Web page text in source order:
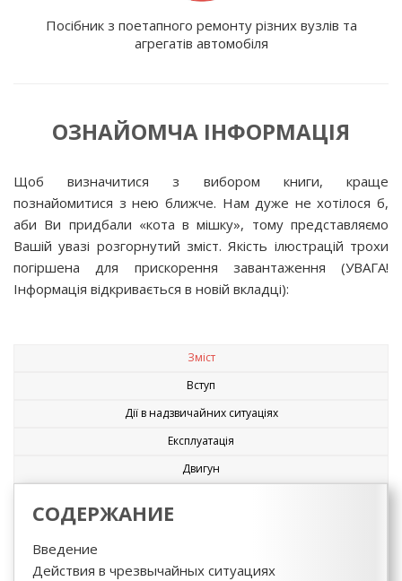
Посібник з поетапного ремонту різних вузлів та
агрегатів автомобіля
ОЗНАЙОМЧА ІНФОРМАЦІЯ
Щоб визначитися з вибором книги, краще
познайомитися з нею ближче. Нам дуже не хотілося б,
аби Ви придбали «кота в мішку», тому представляємо
Вашій увазі розгорнутий зміст. Якість ілюстрацій трохи
погіршена для прискорення завантаження (УВАГА!
Інформація відкривається в новій вкладці):
Зміст
Вступ
Дії в надзвичайних ситуаціях
Експлуатація
Двигун
СОДЕРЖАНИЕ
Введение
Действия в чрезвычайных ситуациях